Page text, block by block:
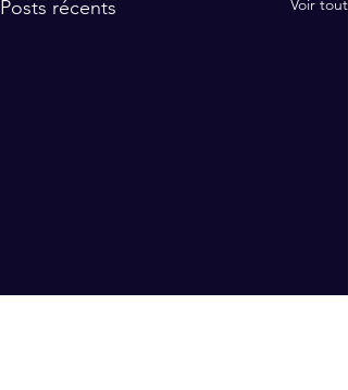
Posts récents Voir tout